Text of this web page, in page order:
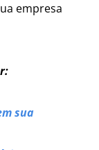
empresa
sua